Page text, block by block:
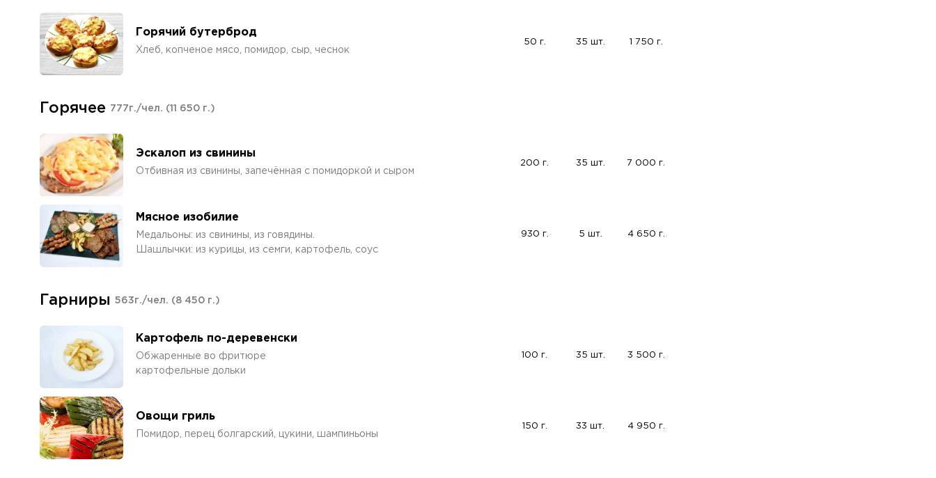
Горячий бутерброд
Хлеб, копченое мясо, помидор, сыр, чеснок
50 г. 35 шт. 1 750 г.
Горячее 777г./чел. (11 650 г.)
Эскалоп из свинины
Отбивная из свинины, запечённая с помидоркой и сыром
200 г. 35 шт. 7 000 г.
Мясное изобилие
Медальоны: из свинины, из говядины.
Шашлычки: из курицы, из семги, картофель, соус
930 г. 5 шт. 4 650 г.
Гарниры 563г./чел. (8 450 г.)
Картофель по-деревенски
Обжаренные во фритюре
картофельные дольки
100 г. 35 шт. 3 500 г.
Овощи гриль
Помидор, перец болгарский, цукини, шампиньоны
150 г. 33 шт. 4 950 г.